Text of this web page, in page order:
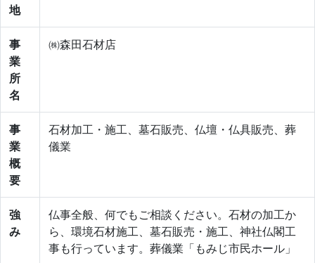
地
事
業
所
名
㈱森田石材店
事
業
概
要
石材加工・施工、墓石販売、仏壇・仏具販売、葬
儀業
強
み
仏事全般、何でもご相談ください。石材の加工か
ら、環境石材施工、墓石販売・施工、神社仏閣工
事も行っています。葬儀業「もみじ市民ホール」